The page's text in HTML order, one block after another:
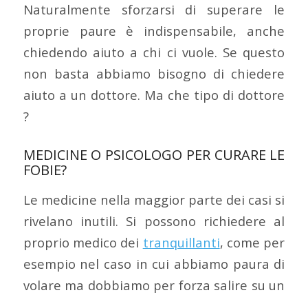
Naturalmente sforzarsi di superare le
proprie paure è indispensabile, anche
chiedendo aiuto a chi ci vuole. Se questo
non basta abbiamo bisogno di chiedere
aiuto a un dottore. Ma che tipo di dottore
?
MEDICINE O PSICOLOGO PER CURARE LE
FOBIE?
Le medicine nella maggior parte dei casi si
rivelano inutili. Si possono richiedere al
proprio medico dei tranquillanti, come per
esempio nel caso in cui abbiamo paura di
volare ma dobbiamo per forza salire su un